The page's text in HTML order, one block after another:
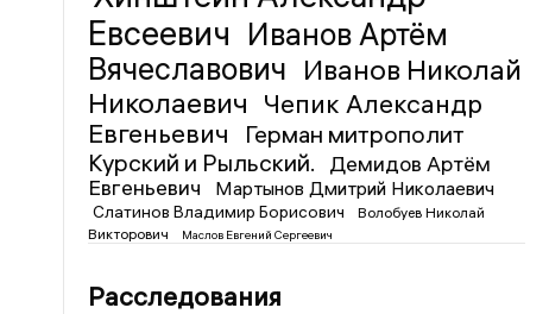
Евсеевич Иванов Артём
Вячеславович Иванов Николай
Николаевич Чепик Александр
Евгеньевич
Герман митрополит
Курский и Рыльский.
Демидов Артём
Евгеньевич
Мартынов Дмитрий Николаевич
Слатинов Владимир Борисович
Волобуев Николай
Викторович
Маслов Евгений Сергеевич
Расследования